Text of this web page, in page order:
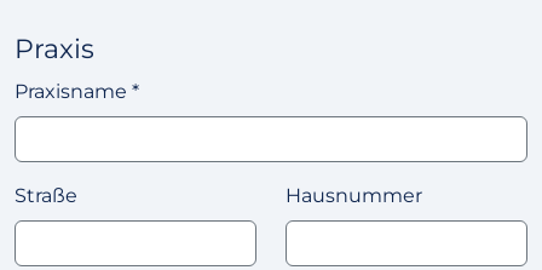
Praxis
Praxisname *
Straße Hausnummer